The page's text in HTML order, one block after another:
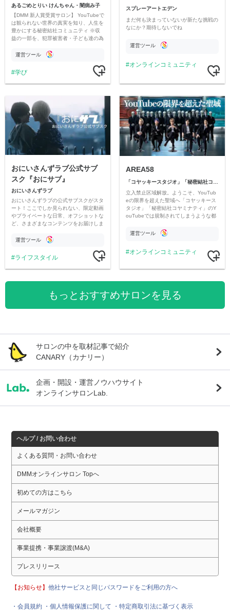
あるごめとりい けんちゃん・闇病み子
【DMM 新人賞受賞サロン】 YouTubeで
は観られない世界の真実を知り、人生を
豊かにする秘密結社コミュニティ ※収
益の一部を、犯罪被害者・子ども達の為
す運営ツール
学び
スプレーアートエデン
まだ何も決まっていないが新たな挑戦の
なにか？期待しないでね
運営ツール
オンラインコミュニティ
おにいさんずラブ公式サブ
スク『おにサブ』
おにいさんずラブ
おにいさんずラブの公式サブスクがスタ
ート！ここでしか見られない、限定動画
やプライベートな日常、オフショットな
ど、さまざまなコンテンツをお届けしま
運営ツール
ライフスタイル
AREA58
立入禁止区域解放。ようこそ、YouTub
eの限界を超えた聖域へ「コヤッキース
タジオ」「秘密結社コヤミナティ」のY
ouTubeでは規制されてしまうような都
公開。
運営ツール
オンラインコミュニティ
もっとおすすめサロンを見る
サロンの中を取材記事で紹介
CANARY（カナリー）
企画・開設・運営ノウハウサイト
オンラインサロンLab.
ヘルプ / お問い合わせ
よくある質問・お問い合わせ
DMMオンラインサロン Topへ
初めての方はこちら
メールマガジン
会社概要
事業提携・事業譲渡(M&A)
プレスリリース
【お知らせ】他社サービスと同じパスワードをご利用の方へ
・会員規約 ・個人情報保護に関して ・特定商取引法に基づく表示